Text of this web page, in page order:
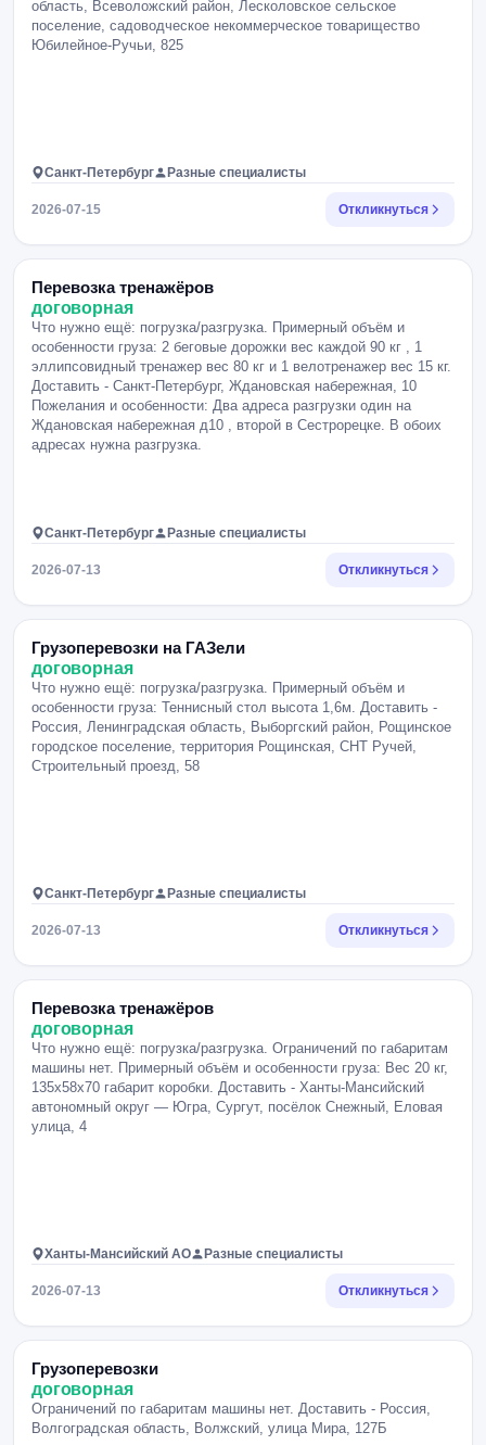
область, Всеволожский район, Лесколовское сельское
поселение, садоводческое некоммерческое товарищество
Юбилейное-Ручьи, 825
Санкт-Петербург Разные специалисты
2026-07-15 Откликнуться
Перевозка тренажёров
договорная
Что нужно ещё: погрузка/разгрузка. Примерный объём и
особенности груза: 2 беговые дорожки вес каждой 90 кг , 1
эллипсовидный тренажер вес 80 кг и 1 велотренажер вес 15 кг.
Доставить - Санкт-Петербург, Ждановская набережная, 10
Пожелания и особенности: Два адреса разгрузки один на
Ждановская набережная д10 , второй в Сестрорецке. В обоих
адресах нужна разгрузка.
Санкт-Петербург Разные специалисты
2026-07-13 Откликнуться
Грузоперевозки на ГАЗели
договорная
Что нужно ещё: погрузка/разгрузка. Примерный объём и
особенности груза: Теннисный стол высота 1,6м. Доставить -
Россия, Ленинградская область, Выборгский район, Рощинское
городское поселение, территория Рощинская, СНТ Ручей,
Строительный проезд, 58
Санкт-Петербург Разные специалисты
2026-07-13 Откликнуться
Перевозка тренажёров
договорная
Что нужно ещё: погрузка/разгрузка. Ограничений по габаритам
машины нет. Примерный объём и особенности груза: Вес 20 кг,
135х58х70 габарит коробки. Доставить - Ханты-Мансийский
автономный округ — Югра, Сургут, посёлок Снежный, Еловая
улица, 4
Ханты-Мансийский АО Разные специалисты
2026-07-13 Откликнуться
Грузоперевозки
договорная
Ограничений по габаритам машины нет. Доставить - Россия,
Волгоградская область, Волжский, улица Мира, 127Б